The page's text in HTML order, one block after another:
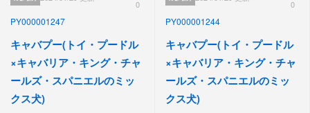
0
PY000001247
キャバプー(トイ・プードル
×キャバリア・キング・チャ
ールズ・スパニエルのミッ
クス犬)
0
PY000001244
キャバプー(トイ・プードル
×キャバリア・キング・チャ
ールズ・スパニエルのミッ
クス犬)